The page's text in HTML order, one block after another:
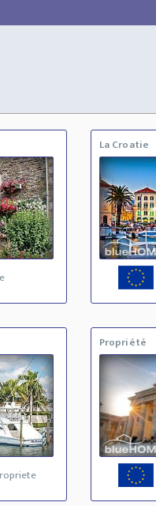
La Croatie
Propriété